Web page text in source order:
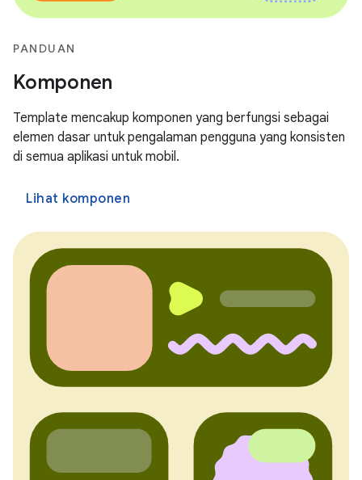
PANDUAN
Komponen
Template mencakup komponen yang berfungsi sebagai
elemen dasar untuk pengalaman pengguna yang konsisten
di semua aplikasi untuk mobil.
Lihat komponen